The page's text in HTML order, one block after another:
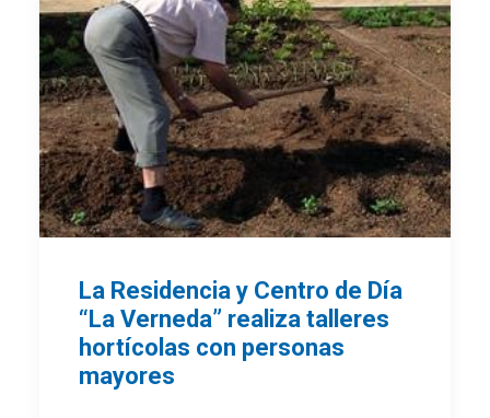
La Residencia y Centro de Día
“La Verneda” realiza talleres
hortícolas con personas
mayores